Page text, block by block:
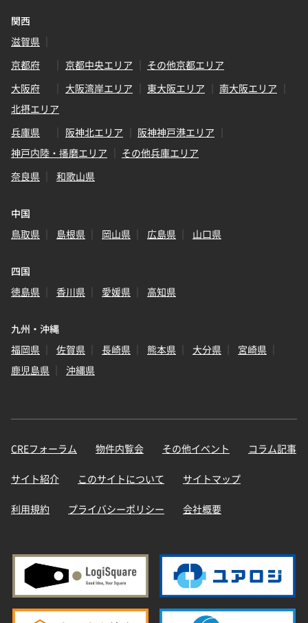
関西
滋賀県
京都府
京都中央エリア
その他京都エリア
大阪府
大阪湾岸エリア 東大阪エリア
南大阪エリア
北摂エリア
兵庫県
阪神北エリア
阪神神戸港エリア
神戸内陸・播磨エリア
その他兵庫エリア
奈良県
和歌山県
中国
鳥取県
島根県 岡山県 広島県 山口県
四国
徳島県
香川県 愛媛県 高知県
九州・沖縄
福岡県
佐賀県 長崎県 熊本県 大分県
宮崎県
鹿児島県
沖縄県
CREフォーラム 物件内覧会 その他イベント コラム記事
サイト紹介 このサイトについて サイトマップ
利用規約 プライバシーポリシー 会社概要